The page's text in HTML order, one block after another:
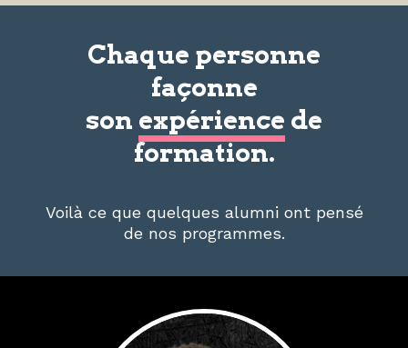
Chaque personne
façonne
son expérience de
formation.
Voilà ce que quelques alumni ont pensé
de nos programmes.